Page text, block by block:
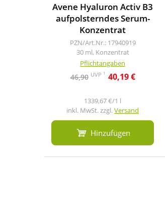
Avene Hyaluron Activ B3
aufpolsterndes Serum-
Konzentrat
PZN/Art.Nr.: 17940919
30 ml, Konzentrat
Pflichtangaben
46,90 UVP 1 40,19 €
1339,67 €/1 l
inkl. MwSt. zzgl.Versand
Hinzufügen